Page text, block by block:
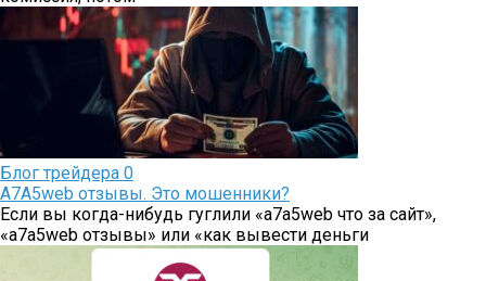
Блог трейдера 0
A7A5web отзывы. Это мошенники?
Если вы когда-нибудь гуглили «a7a5web что за сайт»,
«a7a5web отзывы» или «как вывести деньги